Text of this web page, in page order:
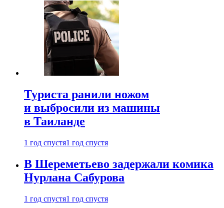
Туриста ранили ножом
и выбросили из машины
в Таиланде
1 год спустя1 год спустя
В Шереметьево задержали комика
Нурлана Сабурова
1 год спустя1 год спустя